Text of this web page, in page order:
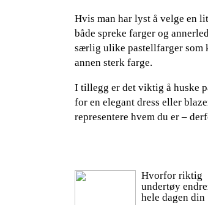
Hvis man har lyst å velge en
både spreke farger og
særlig ulike pastellfarger som
annen sterk farge.
I tillegg er det viktig å huske
for en elegant dress eller
representere hvem du er –
Hvorfor riktig
undertøy
hele dagen din